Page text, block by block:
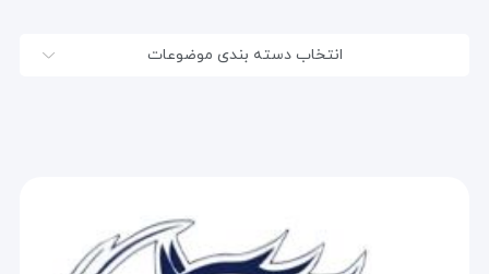
انتخاب دسته بندی موضوعات